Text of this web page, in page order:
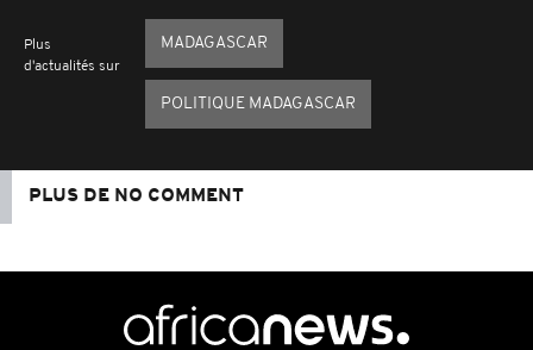
Plus
d'actualités sur
MADAGASCAR
POLITIQUE MADAGASCAR
PLUS DE NO COMMENT